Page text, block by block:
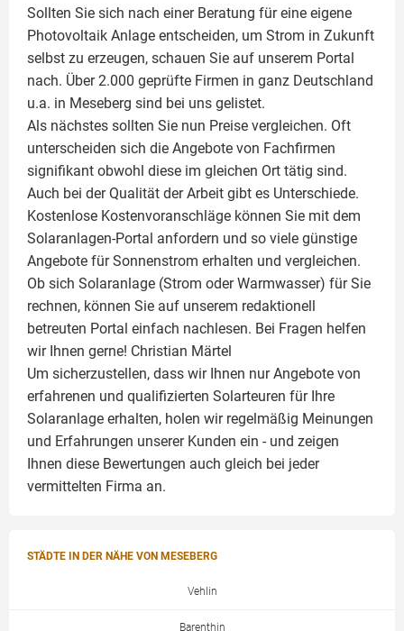
Sollten Sie sich nach einer Beratung für eine eigene
Photovoltaik Anlage entscheiden, um Strom in Zukunft
selbst zu erzeugen, schauen Sie auf unserem Portal
nach. Über 2.000 geprüfte Firmen in ganz Deutschland
u.a. in Meseberg sind bei uns gelistet.
Als nächstes sollten Sie nun Preise vergleichen. Oft
unterscheiden sich die Angebote von Fachfirmen
signifikant obwohl diese im gleichen Ort tätig sind.
Auch bei der Qualität der Arbeit gibt es Unterschiede.
Kostenlose Kostenvoranschläge können Sie mit dem
Solaranlagen-Portal anfordern und so viele günstige
Angebote für Sonnenstrom erhalten und vergleichen.
Ob sich Solaranlage (Strom oder Warmwasser) für Sie
rechnen, können Sie auf unserem redaktionell
betreuten Portal einfach nachlesen. Bei Fragen helfen
wir Ihnen gerne! Christian Märtel
Um sicherzustellen, dass wir Ihnen nur Angebote von
erfahrenen und qualifizierten Solarteuren für Ihre
Solaranlage erhalten, holen wir regelmäßig Meinungen
und Erfahrungen unserer Kunden ein - und zeigen
Ihnen diese Bewertungen auch gleich bei jeder
vermittelten Firma an.
STÄDTE IN DER NÄHE VON MESEBERG
Vehlin
Barenthin